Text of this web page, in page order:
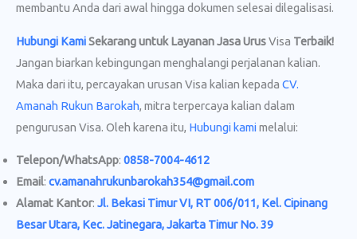
membantu Anda dari awal hingga dokumen selesai dilegalisasi.
Hubungi KamiSekarang untuk Layanan Jasa UrusVisa Terbaik!
Jangan biarkan kebingungan menghalangi perjalanan kalian.
Maka dari itu, percayakan urusan Visa kalian kepada CV.
Amanah Rukun Barokah, mitra terpercaya kalian dalam
pengurusan Visa. Oleh karena itu, Hubungi kamimelalui:
Telepon/WhatsApp: 0858-7004-4612
Email: cv.amanahrukunbarokah354@gmail.com
Alamat Kantor: Jl. Bekasi Timur VI, RT 006/011, Kel. Cipinang
Besar Utara, Kec. Jatinegara, Jakarta Timur No. 39